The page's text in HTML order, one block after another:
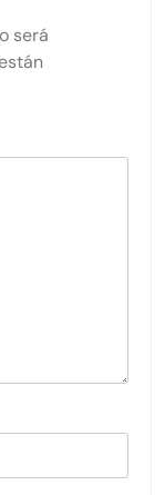
será